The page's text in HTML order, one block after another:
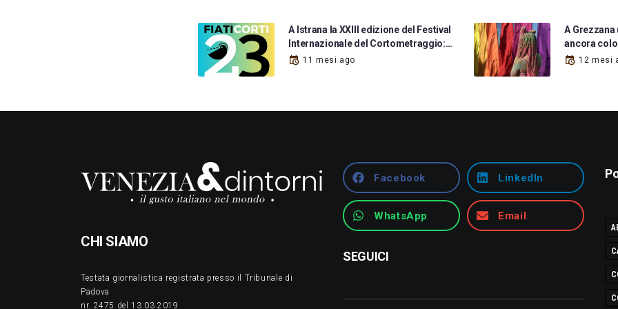
A Istrana la XXIII edizione del Festival
Internazionale del Cortometraggio:…
11 mesi ago
A
ancora
12 mesi
CHI SIAMO
Testata giornalistica registrata presso il Tribunale di
Padova
nr. 2475 del 13.03.2019
Facebook LinkedIn
WhatsApp Email
SEGUICI